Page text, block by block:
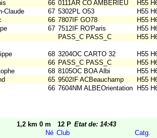
66 0111AR CO AMBERIEU
H55
Claude 67 5302PL O53
H55
66 7807IF GO78
H55
67 7512IF RO'Paris
H55
PASS_C PASS_C H55
68 3204OC CARTO 32
H55
66 PASS_C PASS_C
H55
68 8105OC BOA Albi
H55
65 9502IF ACBeauchamp
H55
66 7604NM ALBEOrientation H55
1,2 km 0 m 12 P Etat de: 14:43
Né Club
Catg.